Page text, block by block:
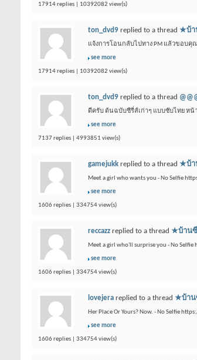
17914 replies | 10392082 view(s)
ton_dvd9 replied to a thread ★บ้า
แจ้งการโอนกลับไปทาง PM แล้วขอบคุ
see more
17914 replies | 10392082 view(s)
ton_dvd9 replied to a thread
ดีครับ ต้นฉบับซีรี่ส์เก่าๆ แบบซับไทย หน้
see more
7137 replies | 4993851 view(s)
gamejukk replied to a thread ★บ้า
Meet a girl who wants you - No Selfie
see more
1606 replies | 334754 view(s)
reccazz replied to a thread ★บ้าน
Meet a girl who'll surprise you - No Selfie
see more
1606 replies | 334754 view(s)
lovejera replied to a thread ★บ้าน
Her Place Or Yours? Now. - No Selfie
see more
1606 replies | 334754 view(s)